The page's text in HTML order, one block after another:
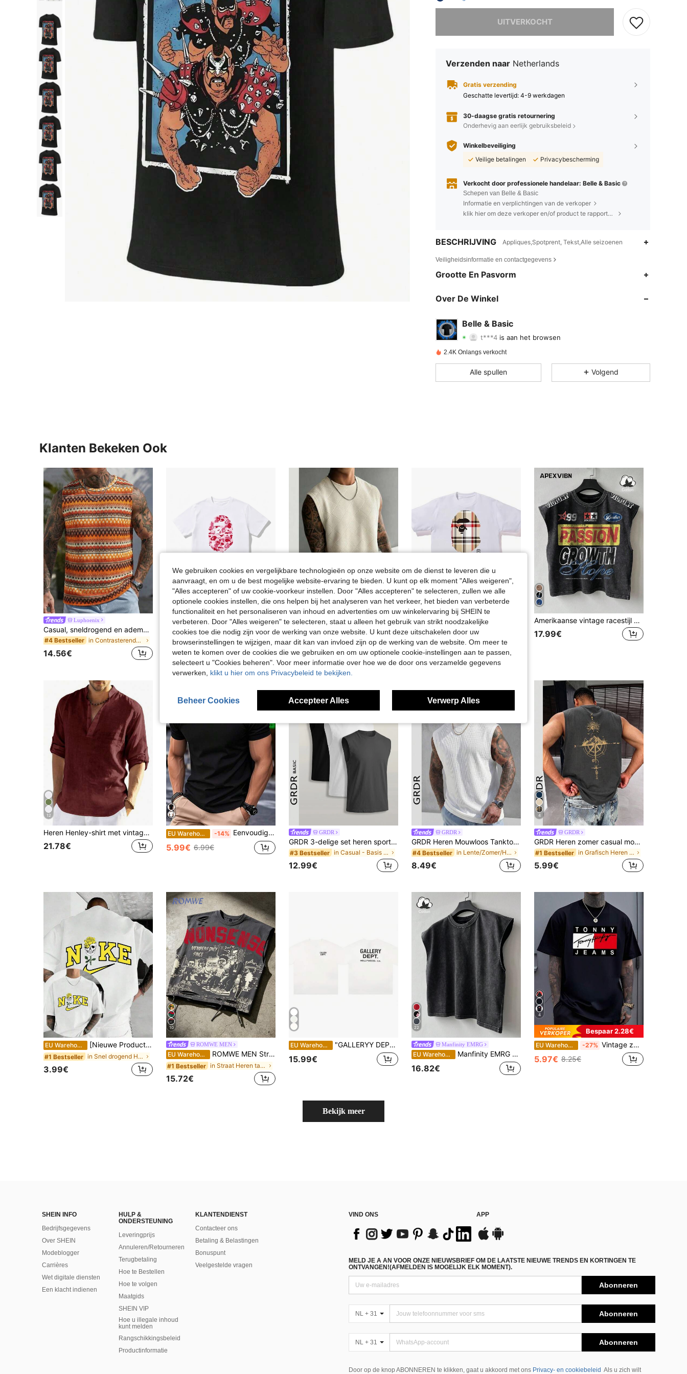
UITVERKOCHT
Verzenden naar Netherlands
Gratis verzending
Geschatte levertijd: 4-9 werkdagen
30-daagse gratis retournering
Onderhevig aan eerlijk gebruiksbeleid
Winkelbeveiliging
Veilige betalingen
Privacybescherming
Verkocht door professionele handelaar: Belle & Basic
Schepen van Belle & Basic
Informatie en verplichtingen van de verkoper
klik hier om deze verkoper en/of product te rapporteren.
BESCHRIJVING Appliques,Spotprent, Tekst,Alle seizoenen
Veiligheidsinformatie en contactgegevens
Grootte En Pasvorm
Over De Winkel
Belle & Basic
4.74
4.74
4.74
t***4 is aan het browsen
4.74
4.74 1.2K 154
154
2.4K Onlangs verkocht
Alle spullen Volgend
Klanten Bekeken Ook
Luphoenix
Casual, sneldrogend en ademend tanktopje met ronde hals voor heren, zomer
#4 Bestseller in Contrasterende binding Heren tanktops
14.56€
5
EU Warehouse T-shirts voor heren, zomerkleding voor heren, Y2K streetwear T-shirts voor heren, katoenen tops, T-shirts voor dames, jaren 90 stijl, Vaderdagcadeaus, festivalkleding
29.98€
4-5 werkdagen
4
Bespaar 0.39€
GRDR
-5% GRDR Klassieke mouwloze tanktop met ronde hals voor heren, geschikt voor sport, fitness en dagelijks gebruik.
#4 Bestseller in Ribgebreid Heren tanktops
6.99€ 7.38€
4
EU Warehouse Heren katoenen T-shirt, oversized casual zomeroutfit, print met apenkop, streetwear, korte mouwen
#2 Bestseller
14.99€
Amerikaanse vintage racestijl mouwloze tanktop van gewassen katoen met versleten effect, losse pasvorm, veelzijdige camisole met letter- en cijferprint
17.99€
12
Heren Henley-shirt met vintage muntpatroon, effen kleur, oprolbare mouwen en mandarijnkraag - Lichtgewicht, ademend, veelzijdige casual stijl voor alle seizoenen
21.78€
EU Warehouse -14% Eenvoudig bedrukt T-shirt met korte mouwen, veelzijdig en casual voor dagelijks woon-werkverkeer, lente/zomer
5.99€ 6.99€
GRDR
GRDR 3-delige set heren sportvesten, lichtgewicht en ademend gebreid materiaal, mouwloos topje met ronde hals, geschikt voor de sportschool en vrijetijdskleding.
#3 Bestseller in Casual - Basis Heren tanktops
12.99€
GRDR
GRDR Heren Mouwloos Tanktop met Wafelbreisel en Ronde Hals, Wit
#4 Bestseller in Lente/Zomer/Herfst Heren tanktops
8.49€
4
GRDR
GRDR Heren zomer casual mouwloze tanktop met kompas- en bergtopprint
#1 Bestseller in Grafisch Heren tanktops
5.99€
EU Warehouse [Nieuwe Producten] Modieus heren T-shirt met ronde hals en korte mouwen, effen kleur, dubbelzijdige bedrukking, ademend, comfortabel, veelzijdig topje geschikt voor
#1 Bestseller in Snel drogend Heren Tops
3.99€
10
ROMWE MEN
EU Warehouse ROMWE MEN Street Life Nieuwe casual modieuze mouwloze T-shirt met ronde hals in Y2K-stijl voor lente/zomer 2026, unisex bijpassende mouwloze tanktop voor koppels.
#1 Bestseller in Straat Heren tanktops
15.72€
EU Warehouse "GALLERYY DEPTT "T-shirt met patroon en korte mouwen, Y2K, witte zomertop, unisex, ronde hals, streetwear, puur katoen
15.99€
22
Manfinity EMRG
EU Warehouse Manfinity EMRG Heren casual gewassen vintage tanktop van katoen voor de zomer, vakantie
16.82€
4
Bespaar 2.28€
EU Warehouse -27% Vintage zwart-wit-rood rechthoekig grafisch T-shirt, urban moderne stijl, casual top voor heren.
5.97€ 8.25€
Bekijk meer
SHEIN INFO
Bedrijfsgegevens
Over SHEIN
Modeblogger
Carrières
Wet digitale diensten
Een klacht indienen
HULP &
ONDERSTEUNING
Leveringprijs
Annuleren/Retourneren
Terugbetaling
Hoe te Bestellen
Hoe te volgen
Maatgids
SHEIN VIP
Hoe u illegale inhoud
kunt melden
Rangschikkingsbeleid
​Productinformatie
KLANTENDIENST
Contacteer ons
Betaling & Belastingen
Bonuspunt
Veelgestelde vragen
VIND ONS APP
MELD JE A AN VOOR ONZE NIEUWSBRIEF OM DE LAATSTE NIEUWE TRENDS EN KORTINGEN TE
ONTVANGEN!(AFMELDEN IS MOGELIJK ELK MOMENT).
Abonneren
NL + 31 Abonneren
NL + 31 Abonneren
Door op de knop ABONNEREN te klikken, gaat u akkoord met ons Privacy- en cookiebeleid Als u zich wilt
We gebruiken cookies en vergelijkbare technologieën op onze website om de dienst te leveren die u
aanvraagt, en om u de best mogelijke website-ervaring te bieden. U kunt op elk moment "Alles weigeren",
"Alles accepteren" of uw cookie-voorkeur instellen. Door "Alles accepteren" te selecteren, zullen we alle
optionele cookies instellen, die ons helpen bij het analyseren van het verkeer, het bieden van verbeterde
functionaliteit en het personaliseren van inhoud en advertenties om uw winkelervaring bij SHEIN te
verbeteren. Door "Alles weigeren" te selecteren, staat u alleen het gebruik van strikt noodzakelijke
cookies toe die nodig zijn voor de werking van onze website. U kunt deze uitschakelen door uw
browserinstellingen te wijzigen, maar dit kan van invloed zijn op de werking van de website. Om meer te
weten te komen over de cookies die we gebruiken en om uw optionele cookie-instellingen aan te passen,
selecteert u "Cookies beheren". Voor meer informatie over hoe we de door ons verzamelde gegevens
verwerken, klikt u hier om ons Privacybeleid te bekijken.
Beheer Cookies Accepteer Alles Verwerp Alles